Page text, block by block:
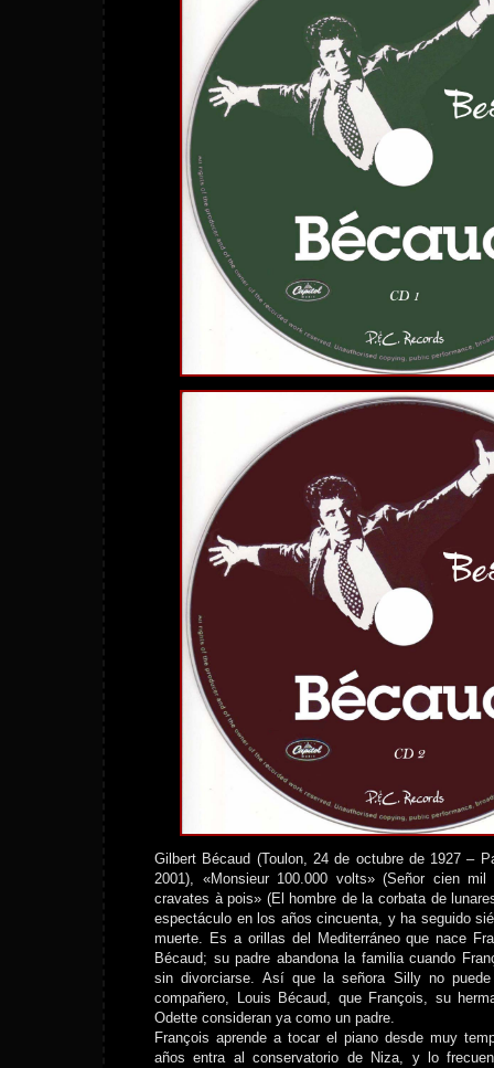
Gilbert Bécaud (Toulon, 24 de octubre de 1927 –
2001), «Monsieur 100.000 volts» (Señor cien mil
cravates à pois» (El hombre de la corbata de
espectáculo en los años cincuenta, y ha seguido
muerte. Es a orillas del Mediterráneo que nace
Bécaud; su padre abandona la familia cuando
sin divorciarse. Así que la señora Silly no
compañero, Louis Bécaud, que François, su
Odette consideran ya como un padre.
François aprende a tocar el piano desde muy
años entra al conservatorio de Niza, y lo